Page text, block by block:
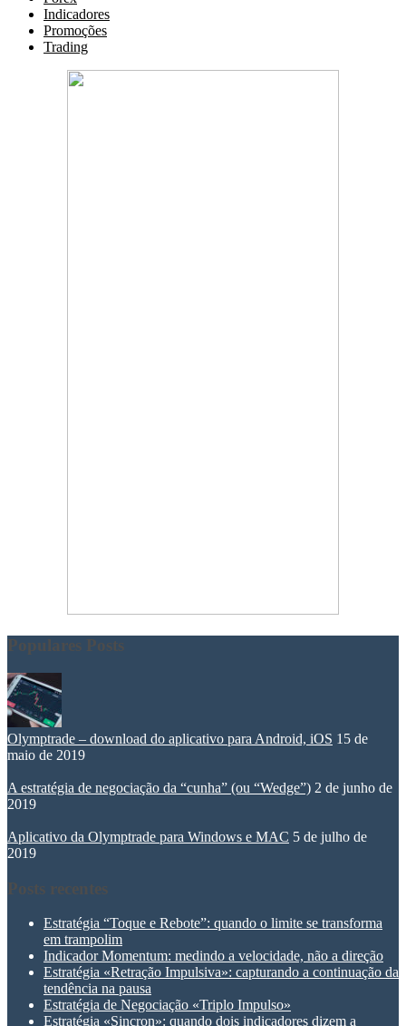
Indicadores
Promoções
Trading
Populares Posts
Olymptrade – download do aplicativo para Android, iOS 15 de
maio de 2019
A estratégia de negociação da “cunha” (ou “Wedge”) 2 de junho de
2019
Aplicativo da Olymptrade para Windows e MAC 5 de julho de
2019
Posts recentes
Estratégia “Toque e Rebote”: quando o limite se transforma
em trampolim
Indicador Momentum: medindo a velocidade, não a direção
Estratégia «Retração Impulsiva»: capturando a continuação da
tendência na pausa
Estratégia de Negociação «Triplo Impulso»
Estratégia «Sincron»: quando dois indicadores dizem a